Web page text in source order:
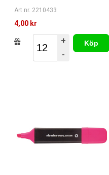
Art nr. 2210433
4,00 kr
+
-
Köp